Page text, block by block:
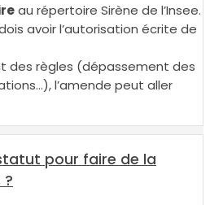
au répertoire Sirène de l’Insee.
avoir l’autorisation écrite de
des règles (dépassement des
l’amende peut aller
pour faire de la